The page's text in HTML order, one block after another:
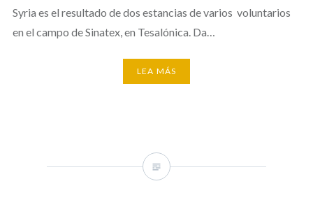
Syria es el resultado de dos estancias de varios voluntarios
en el campo de Sinatex, en Tesalónica. Da…
LEA MÁS